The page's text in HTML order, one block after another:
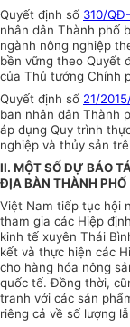
Quyết định số 310/
nhân dân Thành phố
ngành nông nghiệp
bền vững theo Quyết
của Thủ tướng Chính
Quyết định số 21/
ban nhân dân Thành
áp dụng Quy trình
nghiệp và thủy sản
II. MỘT SỐ DỰ BÁO
ĐỊA BÀN THÀNH PHỐ
Việt Nam tiếp tục hội
tham gia các Hiệp
kinh tế xuyên Thái
kết và thực hiện các
cho hàng hóa nông
quốc tế. Đồng thời,
tranh với các sản
riêng cả về số lượng